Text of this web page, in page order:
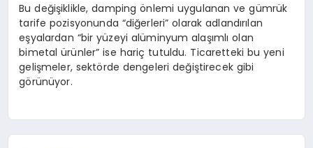
Bu değişiklikle, damping önlemi uygulanan ve gümrük
tarife pozisyonunda “diğerleri” olarak adlandırılan
eşyalardan “bir yüzeyi alüminyum alaşımlı olan
bimetal ürünler” ise hariç tutuldu. Ticaretteki bu yeni
gelişmeler, sektörde dengeleri değiştirecek gibi
görünüyor.